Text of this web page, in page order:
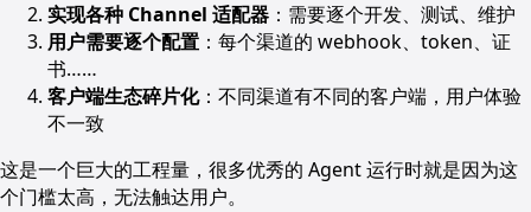
实现各种 Channel 适配器 ：需要逐个开发、测试、维护
用户需要逐个配置 ：每个渠道的 webhook、token、证
书……
客户端生态碎片化：不同渠道有不同的客户端，用户体验
不一致
这是一个巨大的工程量，很多优秀的 Agent 运行时就是因为这
个门槛太高，无法触达用户。